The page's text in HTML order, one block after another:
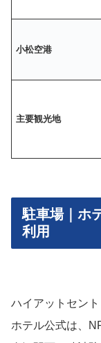
小松空港
主要観光地
駐車場｜ホ
利用
ハイアットセン
ホテル公式は、